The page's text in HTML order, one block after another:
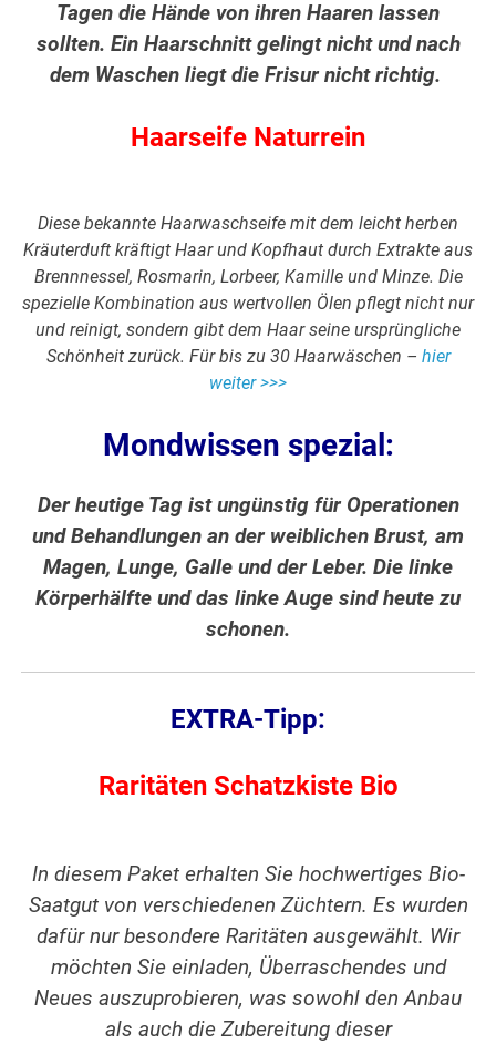
Tagen die Hände von ihren Haaren lassen
sollten. Ein Haarschnitt gelingt nicht und nach
dem Waschen liegt die Frisur nicht richtig.
Haarseife Naturrein
Diese bekannte Haarwaschseife mit dem leicht herben
Kräuterduft kräftigt Haar und Kopfhaut durch Extrakte aus
Brennnessel, Rosmarin, Lorbeer, Kamille und Minze. Die
spezielle Kombination aus wertvollen Ölen pflegt nicht nur
und reinigt, sondern gibt dem Haar seine ursprüngliche
Schönheit zurück. Für bis zu 30 Haarwäschen – hier
weiter >>>
Mondwissen spezial:
Der heutige Tag ist ungünstig für Operationen
und Behandlungen an der weiblichen Brust, am
Magen, Lunge, Galle und der Leber. Die linke
Körperhälfte und das linke Auge sind heute zu
schonen.
EXTRA-Tipp:
Raritäten Schatzkiste Bio
In diesem Paket erhalten Sie hochwertiges Bio-
Saatgut von verschiedenen Züchtern. Es wurden
dafür nur besondere Raritäten ausgewählt. Wir
möchten Sie einladen, Überraschendes und
Neues auszuprobieren, was sowohl den Anbau
als auch die Zubereitung dieser